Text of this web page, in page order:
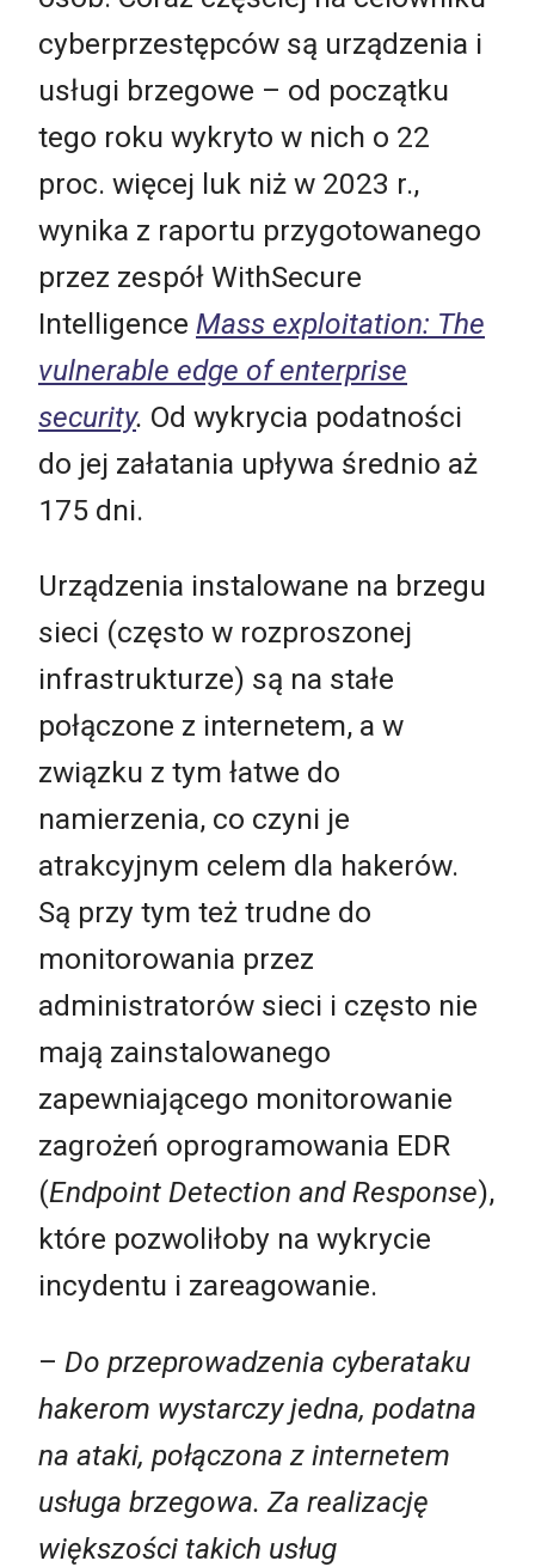
cyberprzestępców są urządzenia i
usługi brzegowe – od początku
tego roku wykryto w nich o 22
proc. więcej luk niż w 2023 r.,
wynika z raportu przygotowanego
przez zespół WithSecure
Intelligence Mass exploitation: The
vulnerable edge of enterprise
security. Od wykrycia podatności
do jej załatania upływa średnio aż
175 dni.
Urządzenia instalowane na brzegu
sieci (często w rozproszonej
infrastrukturze) są na stałe
połączone z internetem, a w
związku z tym łatwe do
namierzenia, co czyni je
atrakcyjnym celem dla hakerów.
Są przy tym też trudne do
monitorowania przez
administratorów sieci i często nie
mają zainstalowanego
zapewniającego monitorowanie
zagrożeń oprogramowania EDR
(Endpoint Detection and Response),
które pozwoliłoby na wykrycie
incydentu i zareagowanie.
– Do przeprowadzenia cyberataku
hakerom wystarczy jedna, podatna
na ataki, połączona z internetem
usługa brzegowa. Za realizację
większości takich usług